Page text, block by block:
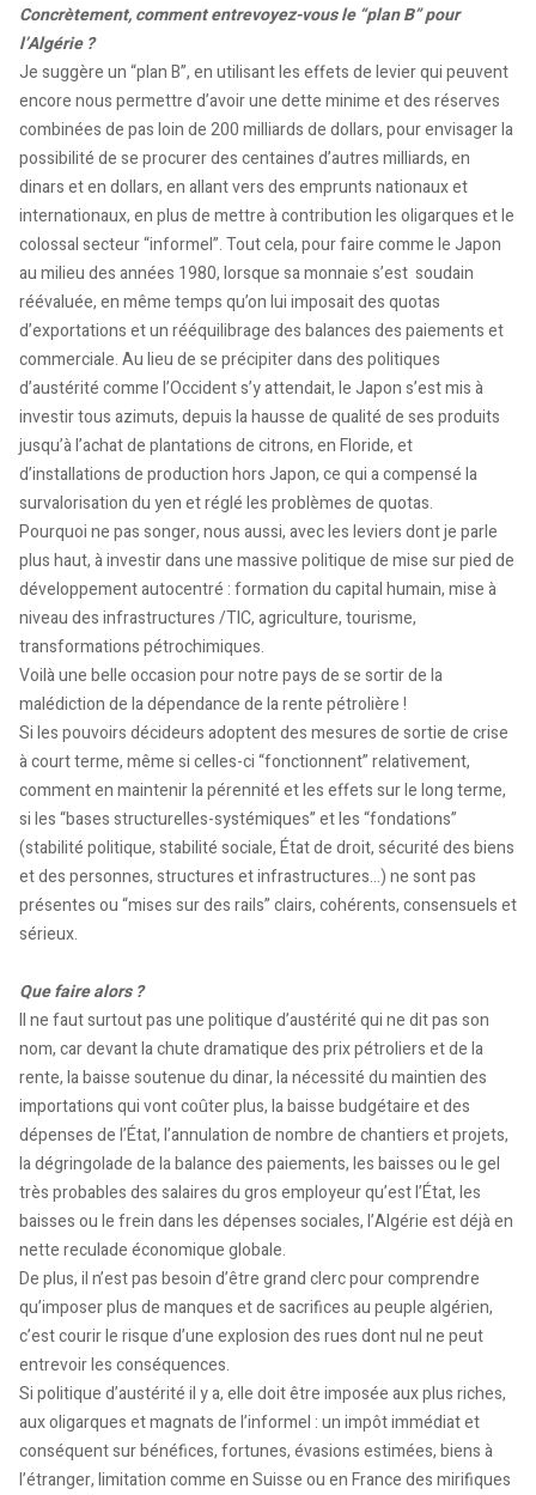
Concrètement, comment entrevoyez-vous le “plan B” pour
l’Algérie ?
Je suggère un “plan B”, en utilisant les effets de levier qui peuvent
encore nous permettre d’avoir une dette minime et des réserves
combinées de pas loin de 200 milliards de dollars, pour envisager la
possibilité de se procurer des centaines d’autres milliards, en
dinars et en dollars, en allant vers des emprunts nationaux et
internationaux, en plus de mettre à contribution les oligarques et le
colossal secteur “informel”. Tout cela, pour faire comme le Japon
au milieu des années 1980, lorsque sa monnaie s’est soudain
réévaluée, en même temps qu’on lui imposait des quotas
d’exportations et un rééquilibrage des balances des paiements et
commerciale. Au lieu de se précipiter dans des politiques
d’austérité comme l’Occident s’y attendait, le Japon s’est mis à
investir tous azimuts, depuis la hausse de qualité de ses produits
jusqu’à l’achat de plantations de citrons, en Floride, et
d’installations de production hors Japon, ce qui a compensé la
survalorisation du yen et réglé les problèmes de quotas.
Pourquoi ne pas songer, nous aussi, avec les leviers dont je parle
plus haut, à investir dans une massive politique de mise sur pied de
développement autocentré : formation du capital humain, mise à
niveau des infrastructures /TIC, agriculture, tourisme,
transformations pétrochimiques.
Voilà une belle occasion pour notre pays de se sortir de la
malédiction de la dépendance de la rente pétrolière !
Si les pouvoirs décideurs adoptent des mesures de sortie de crise
à court terme, même si celles-ci “fonctionnent” relativement,
comment en maintenir la pérennité et les effets sur le long terme,
si les “bases structurelles-systémiques” et les “fondations”
(stabilité politique, stabilité sociale, État de droit, sécurité des biens
et des personnes, structures et infrastructures…) ne sont pas
présentes ou “mises sur des rails” clairs, cohérents, consensuels et
sérieux.
Que faire alors ?
Il ne faut surtout pas une politique d’austérité qui ne dit pas son
nom, car devant la chute dramatique des prix pétroliers et de la
rente, la baisse soutenue du dinar, la nécessité du maintien des
importations qui vont coûter plus, la baisse budgétaire et des
dépenses de l’État, l’annulation de nombre de chantiers et projets,
la dégringolade de la balance des paiements, les baisses ou le gel
très probables des salaires du gros employeur qu’est l’État, les
baisses ou le frein dans les dépenses sociales, l’Algérie est déjà en
nette reculade économique globale.
De plus, il n’est pas besoin d’être grand clerc pour comprendre
qu’imposer plus de manques et de sacrifices au peuple algérien,
c’est courir le risque d’une explosion des rues dont nul ne peut
entrevoir les conséquences.
Si politique d’austérité il y a, elle doit être imposée aux plus riches,
aux oligarques et magnats de l’informel : un impôt immédiat et
conséquent sur bénéfices, fortunes, évasions estimées, biens à
l’étranger, limitation comme en Suisse ou en France des mirifiques